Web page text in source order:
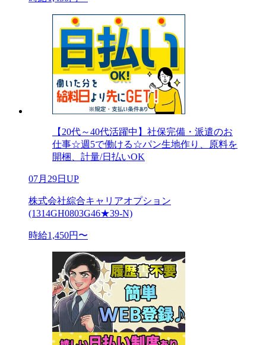
【20代～40代活躍中】社保完備・派遣のお
仕事☆週5で働ける☆パン生地作り、原料を
開梱、計量/日払いOK
07月29日UP
株式会社綜合キャリアオプション
(1314GH0803G46★39-N)
時給1,450円〜